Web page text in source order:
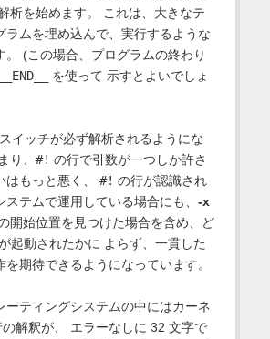
析を始めます。 これは、大きなテ
ラムを埋め込んで、実行するような
。 (この場合、プログラムの終わり
__END__
を使って 示すとよいでしょ
イッチが必ず解析されるようにな
り、 #! の行で引数が一つしか許さ
はもっと悪く、 #! の行が認識され
ステムで運用している場合にも、 -x
開始位置を見つけた場合を含め、ど
起動されたかに よらず、一貫した
を期待できるようになっています。
ーティングシステムの中にはカーネ
の解釈が、 エラーなしに 32 文字で